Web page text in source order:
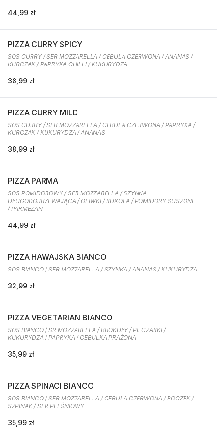
44,99 zł
PIZZA CURRY SPICY
SOS CURRY / SER MOZZARELLA / CEBULA CZERWONA / ANANAS /
KURCZAK / PAPRYKA CHILLI / KUKURYDZA
38,99 zł
PIZZA CURRY MILD
SOS CURRY / SER MOZZARELLA / CEBULA CZERWONA / PAPRYKA /
KURCZAK / KUKURYDZA / ANANAS
38,99 zł
PIZZA PARMA
SOS POMIDOROWY / SER MOZZARELLA / SZYNKA
DŁUGODOJRZEWAJĄCA / OLIWKI / RUKOLA / POMIDORY SUSZONE
/ PARMEZAN
44,99 zł
PIZZA HAWAJSKA BIANCO
SOS BIANCO / SER MOZZARELLA / SZYNKA / ANANAS / KUKURYDZA
32,99 zł
PIZZA VEGETARIAN BIANCO
SOS BIANCO / SR MOZZARELLA / BROKUŁY / PIECZARKI /
KUKURYDZA / PAPRYKA / CEBULKA PRAŻONA
35,99 zł
PIZZA SPINACI BIANCO
SOS BIANCO / SER MOZZARELLA / CEBULA CZERWONA / BOCZEK /
SZPINAK / SER PLEŚNIOWY
35,99 zł